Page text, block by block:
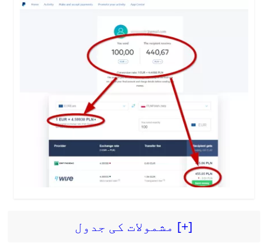
مشمولات کی جدول [+]